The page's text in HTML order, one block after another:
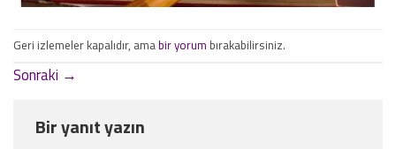
Geri izlemeler kapalıdır, amabir yorum bırakabilirsiniz.
Sonraki →
Bir yanıt yazın